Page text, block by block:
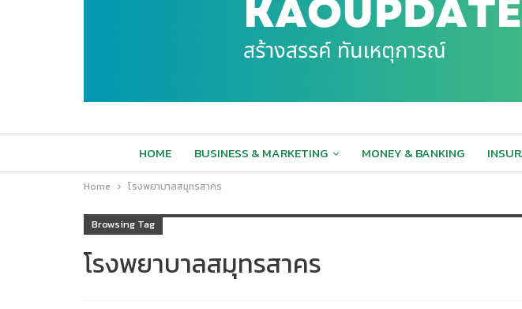
HOME BUSINESS & MARKETING MONEY & BANKING
Home โรงพยาบาลสมุทรสาคร
Browsing Tag
โรงพยาบาลสมุทรสาคร